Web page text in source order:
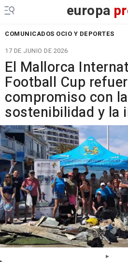
europa
COMUNICADOS OCIO Y DEPORTES
17 DE JUNIO DE 2026
El Mallorca
Football Cup
compromiso con la
sostenibilidad y la